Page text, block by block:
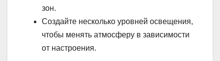
зон.
Создайте несколько уровней освещения,
чтобы менять атмосферу в зависимости
от настроения.